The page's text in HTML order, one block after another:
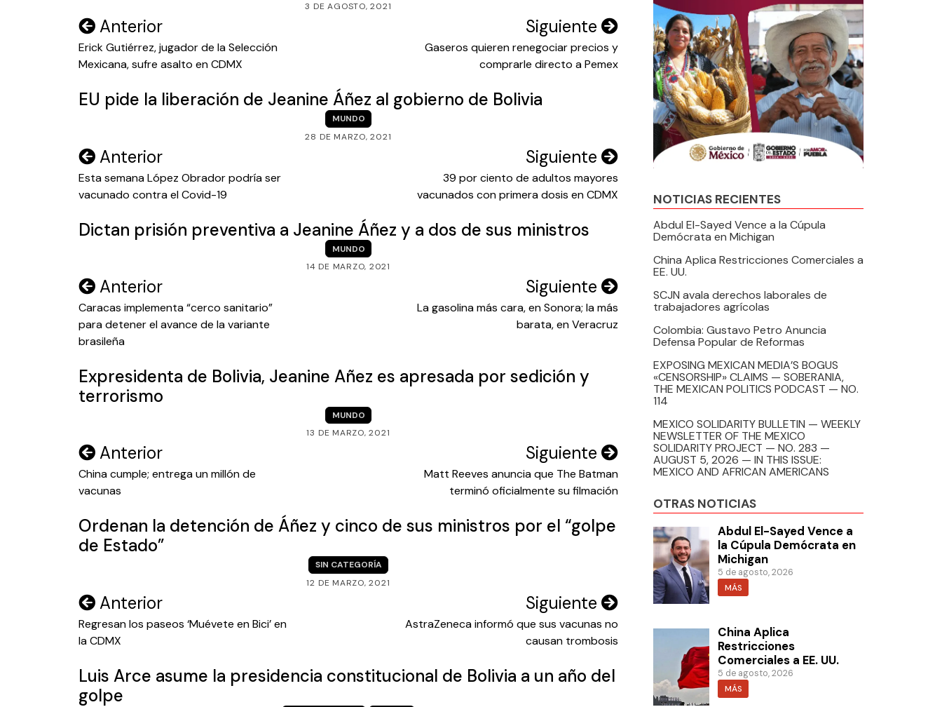
3 DE AGOSTO, 2021
Navegación
de
entradas
Anterior
Erick Gutiérrez, jugador de la Selección
Mexicana, sufre asalto en CDMX
Siguiente
Gaseros quieren renegociar precios y
comprarle directo a Pemex
EU pide la liberación de Jeanine Áñez al gobierno de Bolivia
MUNDO
28 DE MARZO, 2021
Navegación
de
Anterior
Esta semana López Obrador podría ser
vacunado contra el Covid-19
Siguiente
39 por ciento de adultos mayores
vacunados con primera dosis en CDMX
Dictan prisión preventiva a Jeanine Áñez y a dos de sus ministros
MUNDO
14 DE MARZO, 2021
Navegación
de
entradas
Anterior
Caracas implementa “cerco sanitario”
para detener el avance de la variante
brasileña
Siguiente
La gasolina más cara, en Sonora; la más
barata, en Veracruz
Expresidenta de Bolivia, Jeanine Añez es apresada por sedición y
terrorismo
MUNDO
13 DE MARZO, 2021
Navegación
de
Anterior
China cumple; entrega un millón de
vacunas
Siguiente
Matt Reeves anuncia que The Batman
terminó oficialmente su filmación
Ordenan la detención de Áñez y cinco de sus ministros por el “golpe
de Estado”
SIN CATEGORÍA
12 DE MARZO, 2021
Navegación
de
Anterior
Regresan los paseos ‘Muévete en Bici’ en
la CDMX
Siguiente
AstraZeneca informó que sus vacunas no
causan trombosis
Luis Arce asume la presidencia constitucional de Bolivia a un año del
golpe
NOTICIAS RECIENTES
Abdul El-Sayed Vence a la Cúpula
Demócrata en Michigan
China Aplica Restricciones Comerciales a
EE. UU.
SCJN avala derechos laborales de
trabajadores agrícolas
Colombia: Gustavo Petro Anuncia
Defensa Popular de Reformas
EXPOSING MEXICAN MEDIA’S BOGUS
«CENSORSHIP» CLAIMS — SOBERANIA,
THE MEXICAN POLITICS PODCAST — NO.
114
MEXICO SOLIDARITY BULLETIN — WEEKLY
NEWSLETTER OF THE MEXICO
SOLIDARITY PROJECT — NO. 283 —
AUGUST 5, 2026 — IN THIS ISSUE:
MEXICO AND AFRICAN AMERICANS
OTRAS NOTICIAS
Abdul El-Sayed Vence a
la Cúpula Demócrata en
Michigan
5 de agosto, 2026
MÁS
China Aplica
Restricciones
Comerciales a EE. UU.
5 de agosto, 2026
MÁS